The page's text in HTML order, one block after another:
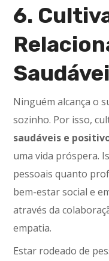
6.
Ninguém alcança o
sozinho. Por isso,
saudáveis e
uma vida próspera.
pessoais quanto
bem-estar social e
através da
empatia.
Estar rodeado de